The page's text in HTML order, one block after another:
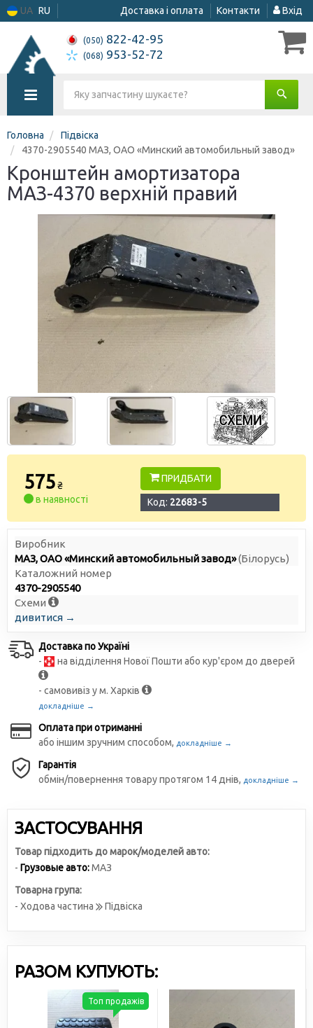
UA RU Доставка і оплата Контакти Вхід
(050) 822-42-95
(068) 953-52-72
Головна
Підвіска
4370-2905540 МАЗ, ОАО «Минский автомобильный завод»
Кронштейн амортизатора
МАЗ-4370 верхній правий
575₴
в наявності
ПРИДБАТИ
Код: 22683-5
Виробник
МАЗ, ОАО «Минский автомобильный завод»(Білорусь)
Каталожний номер
4370-2905540
Схеми
дивитися →
Доставка по Україні
-
на відділення Нової Пошти або кур'єром до дверей
- самовивіз у м. Харків
докладніше →
Оплата при отриманні
або іншим зручним способом, докладніше →
Гарантія
обмін/повернення товару протягом 14 днів, докладніше →
ЗАСТОСУВАННЯ
Товар підходить до марок/моделей авто:
- Грузовые авто:МАЗ
Товарна група:
- Ходова частина
Підвіска
РАЗОМ КУПУЮТЬ:
Топ продажів